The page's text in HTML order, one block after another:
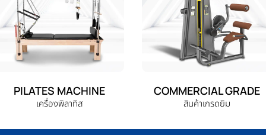
PILATES MACHINE
เครื่องพิลาทิส
COMMERCIAL GRADE
สินค้าเกรดยิม